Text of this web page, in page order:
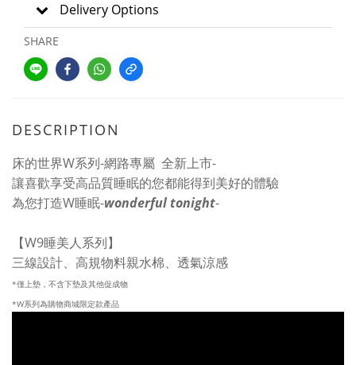
Delivery Options
SHARE
DESCRIPTION
床的世界W系列 -網路專屬 全新上市-
讓喜歡享受高品質睡眠的您都能得到美好的體驗
為您打造W睡眠-wonderful tonight-
【W9睡美人 系列】
三線設計、高規物料親水棉、透氣涼感
*僅上墊，不含下墊及其他促成物
*W系列為購物商城限定款產品